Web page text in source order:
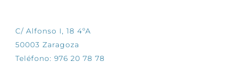
C/ Alfonso I, 18 4ºA
50003 Zaragoza
Teléfono: 976 20 78 78